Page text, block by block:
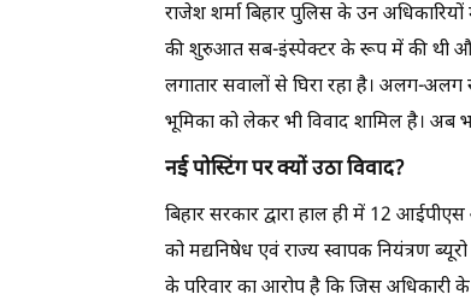
राजेश शर्मा बिहार पुलिस के उन
की शुरुआत सब-इंस्पेक्टर के रूप में की थी और
लगातार सवालों से घिरा रहा है। अलग-
भूमिका को लेकर भी विवाद शामिल है। अब
नई पोस्टिंग पर क्यों उठा विवाद?
बिहार सरकार द्वारा हाल ही में 12
को मद्यनिषेध एवं राज्य स्वापक नियंत्रण
के परिवार का आरोप है कि जिस